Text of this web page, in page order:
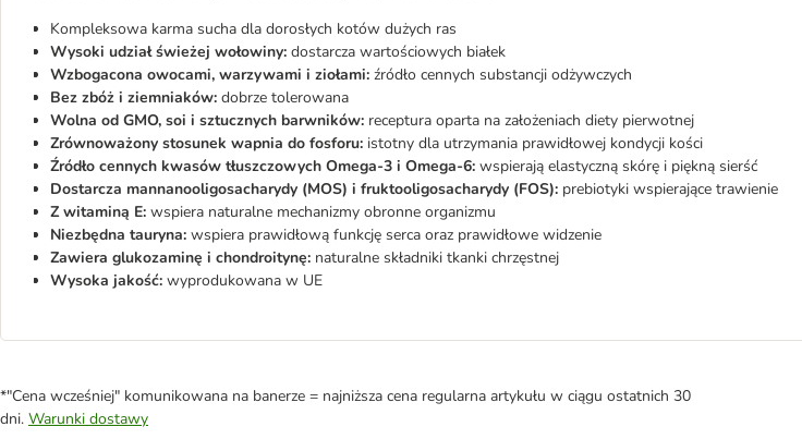
Kompleksowa karma sucha dla dorosłych kotów dużych ras
Wysoki udział świeżej wołowiny: dostarcza wartościowych białek
Wzbogacona owocami, warzywami i ziołami: źródło cennych substancji odżywczych
Bez zbóż i ziemniaków: dobrze tolerowana
Wolna od GMO, soi i sztucznych barwników: receptura oparta na założeniach diety pierwotnej
Zrównoważony stosunek wapnia do fosforu: istotny dla utrzymania prawidłowej kondycji kości
Źródło cennych kwasów tłuszczowych Omega-3 i Omega-6: wspierają elastyczną skórę i piękną sierść
Dostarcza mannanooligosacharydy (MOS) i fruktooligosacharydy (FOS): prebiotyki wspierające trawienie
Z witaminą E: wspiera naturalne mechanizmy obronne organizmu
Niezbędna tauryna: wspiera prawidłową funkcję serca oraz prawidłowe widzenie
Zawiera glukozaminę i chondroitynę: naturalne składniki tkanki chrzęstnej
Wysoka jakość: wyprodukowana w UE
*"Cena wcześniej" komunikowana na banerze = najniższa cena regularna artykułu w ciągu ostatnich 30
dni. Warunki dostawy